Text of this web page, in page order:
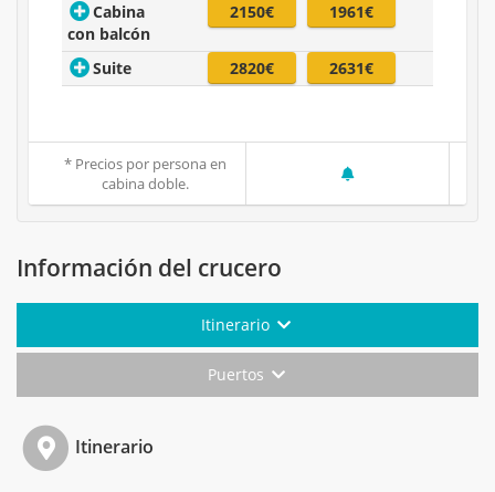
Cabina
con balcón
2150€ 1961€
Suite 2820€ 2631€
* Precios por persona en
cabina doble.
Información del crucero
Itinerario
Puertos
Itinerario